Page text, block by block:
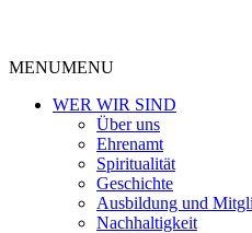
MENUMENU
WER WIR SIND
Über uns
Ehrenamt
Spiritualität
Geschichte
Ausbildung und
Nachhaltigkeit